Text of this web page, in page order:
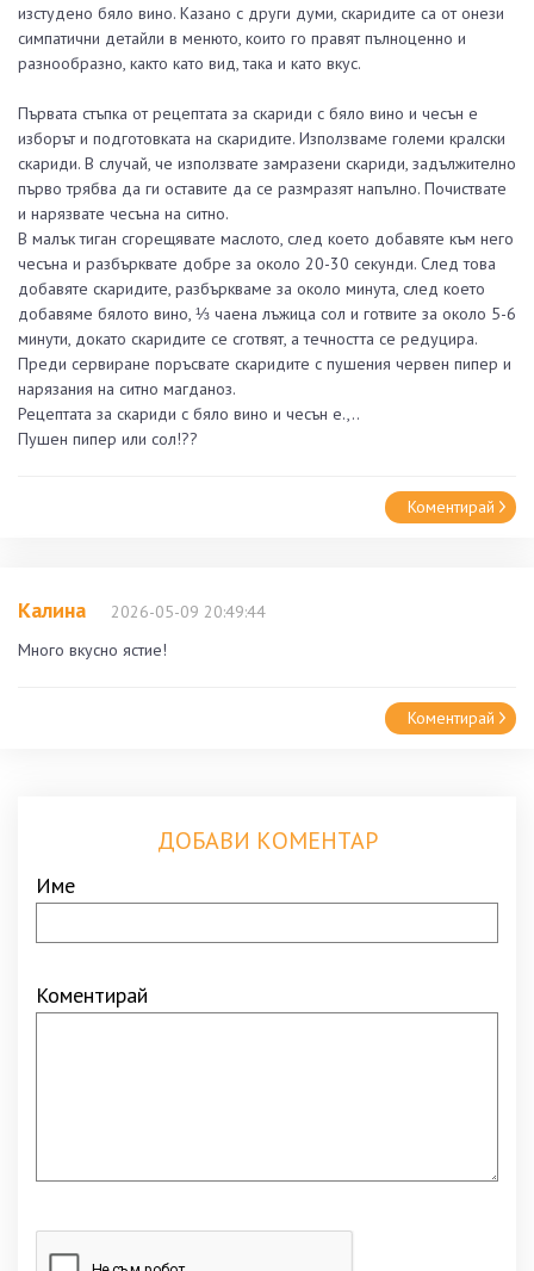
изстудено бяло вино. Казано с други думи, скаридите са от онези
симпатични детайли в менюто, които го правят пълноценно и
разнообразно, както като вид, така и като вкус.
Първата стъпка от рецептата за скариди с бяло вино и чесън е
изборът и подготовката на скаридите. Използваме големи кралски
скариди. В случай, че използвате замразени скариди, задължително
първо трябва да ги оставите да се размразят напълно. Почиствате
и нарязвате чесъна на ситно.
В малък тиган сгорещявате маслото, след което добавяте към него
чесъна и разбърквате добре за около 20-30 секунди. След това
добавяте скаридите, разбъркваме за около минута, след което
добавяме бялото вино, ⅓ чаена лъжица сол и готвите за около 5-6
минути, докато скаридите се сготвят, а течността се редуцира.
Преди сервиране поръсвате скаридите с пушения червен пипер и
нарязания на ситно магданоз.
Рецептата за скариди с бяло вино и чесън е.,..
Пушен пипер или сол!??
Коментирай
Калина
2026-05-09 20:49:44
Много вкусно ястие!
Коментирай
ДОБАВИ КОМЕНТАР
Име
Коментирай